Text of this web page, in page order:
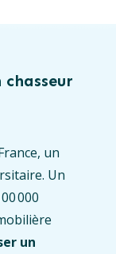
un
Un
000
un